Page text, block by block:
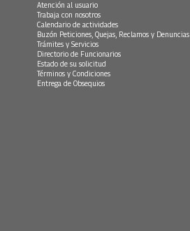
Atención al usuario
Trabaja con nosotros
Calendario de actividades
Buzón Peticiones, Quejas, Reclamos y Denuncias
Trámites y Servicios
Directorio de Funcionarios
Estado de su solicitud
Términos y Condiciones
Entrega de Obsequios